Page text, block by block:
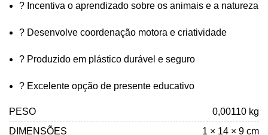
? Incentiva o aprendizado sobre os animais e a natureza
? Desenvolve coordenação motora e criatividade
? Produzido em plástico durável e seguro
? Excelente opção de presente educativo
PESO
0,00110 kg
DIMENSÕES
1 × 14 × 9 cm